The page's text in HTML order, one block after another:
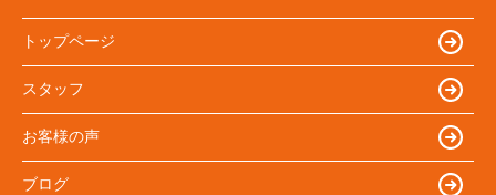
トップページ
スタッフ
お客様の声
ブログ